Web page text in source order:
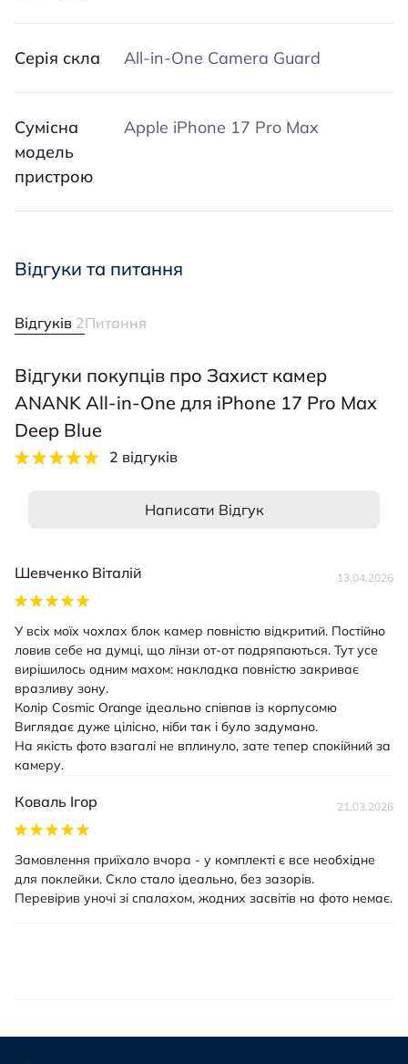
Серія скла All-in-One Camera Guard
Сумісна
модель
пристрою
Apple iPhone 17 Pro Max
Відгуки та питання
Відгуків 2Питання
Відгуки покупців про Захист камер
ANANK All-in-One для iPhone 17 Pro Max
Deep Blue
2 відгуків
Написати Відгук
Шевченко Віталій 13.04.2026
У всіх моїх чохлах блок камер повністю відкритий. Постійно
ловив себе на думці, що лінзи от-от подряпаються. Тут усе
вирішилось одним махом: накладка повністю закриває
вразливу зону.
Колір Cosmic Orange ідеально співпав із корпусомю
Виглядає дуже цілісно, ніби так і було задумано.
На якість фото взагалі не вплинуло, зате тепер спокійний за
камеру.
Коваль Ігор 21.03.2026
Замовлення приїхало вчора - у комплекті є все необхідне
для поклейки. Скло стало ідеально, без зазорів.
Перевірив уночі зі спалахом, жодних засвітів на фото немає.